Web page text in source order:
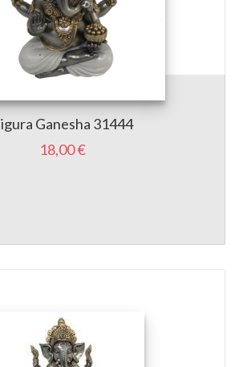
Figura Ganesha 31444
18,00 €